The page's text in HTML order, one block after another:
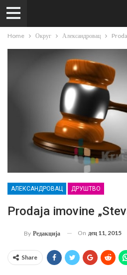
Home Округ Александровац
АЛЕКСАНДРОВАЦ ДРУШТВО
Prodaja imovine
By Редакција On дец 11, 2015
Share